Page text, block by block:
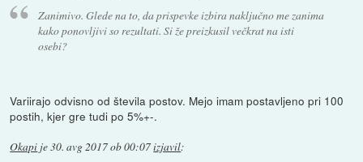
Zanimivo. Glede na to, da prispevke izbira naključno me zanima
kako ponovljivi so rezultati. Si že preizkusil večkrat na isti
osebi?
Variirajo odvisno od števila postov. Mejo imam postavljeno pri 100
postih, kjer gre tudi po 5%+-.
Okapi je30. avg 2017 ob 00:07izjavil: